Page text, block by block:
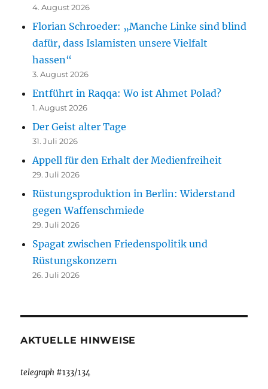
4. August 2026
Florian Schroeder: „Manche Linke sind blind
dafür, dass Islamisten unsere Vielfalt
hassen“
3. August 2026
Entführt in Raqqa: Wo ist Ahmet Polad?
1. August 2026
Der Geist alter Tage
31. Juli 2026
Appell für den Erhalt der Medienfreiheit
29. Juli 2026
Rüstungsproduktion in Berlin: Widerstand
gegen Waffenschmiede
29. Juli 2026
Spagat zwischen Friedenspolitik und
Rüstungskonzern
26. Juli 2026
AKTUELLE HINWEISE
telegraph #133/134